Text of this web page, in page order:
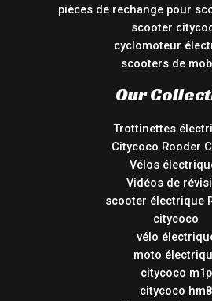
pièces de rechange pour
scooter
cyclomoteur
scooters de
Our
Trottinettes
Citycoco Rooder
Vélos
Vidéos de
scooter électrique
citycoco
vélo
moto
citycoco m1p
citycoco hm8